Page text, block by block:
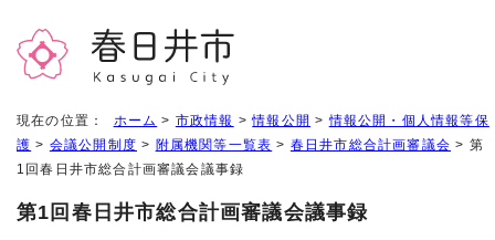
現在の位置： ホーム > 市政情報 >情報公開 >情報公開・個人情報等保
護 > 会議公開制度 > 附属機関等一覧表 > 春日井市総合計画審議会 > 第
1回春日井市総合計画審議会議事録
第1回春日井市総合計画審議会議事録